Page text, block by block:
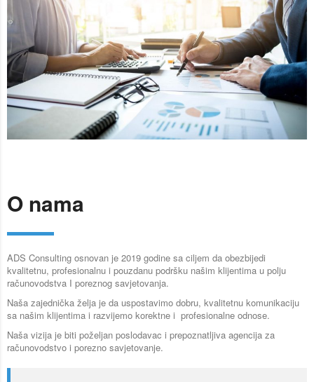
O nama
ADS Consulting osnovan je 2019 godine sa ciljem da obezbijedi
kvalitetnu, profesionalnu i pouzdanu podršku našim klijentima u polju
računovodstva I poreznog savjetovanja.
Naša zajednička želja je da uspostavimo dobru, kvalitetnu komunikaciju
sa našim klijentima i razvijemo korektne i profesionalne odnose.
Naša vizija je biti poželjan poslodavac i prepoznatljiva agencija za
računovodstvo i porezno savjetovanje.